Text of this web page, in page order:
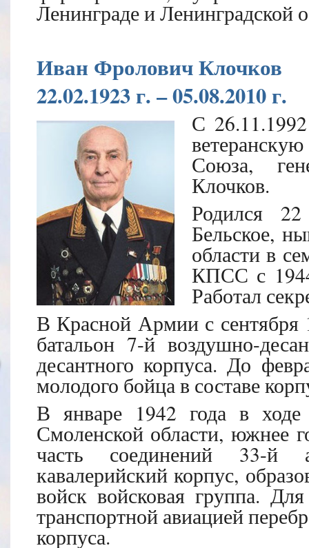
Ленинграде и Ленинградской
Иван Фролович Клочков
22.02.1923 г. – 05.08.2010 г.
С
Союза,
Клочков.
Родился
Бельское,
области в
КПСС с
Работал
В Красной Армии с сентября
батальон 7-й воздушно-
десантного корпуса. До
молодого бойца в составе
В январе 1942 года в
Смоленской области, южнее
часть соединений 33-
кавалерийский корпус,
войск войсковая группа.
транспортной авиацией
корпуса.